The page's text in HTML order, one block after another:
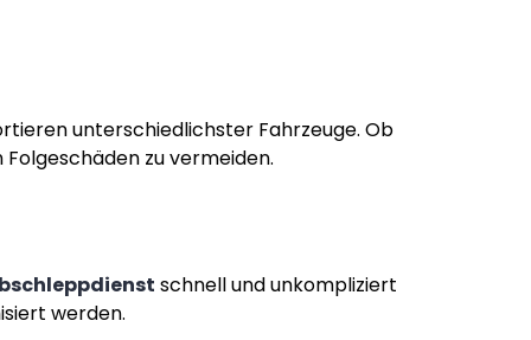
unterschiedlichster Fahrzeuge. Ob
zu vermeiden.
schnell und unkompliziert
werden.